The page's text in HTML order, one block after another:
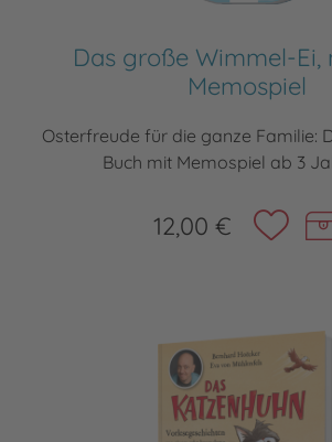
Das große Wimmel-Ei,
Memospiel
Osterfreude für die ganze Familie:
Buch mit Memospiel ab 3
12,00 €